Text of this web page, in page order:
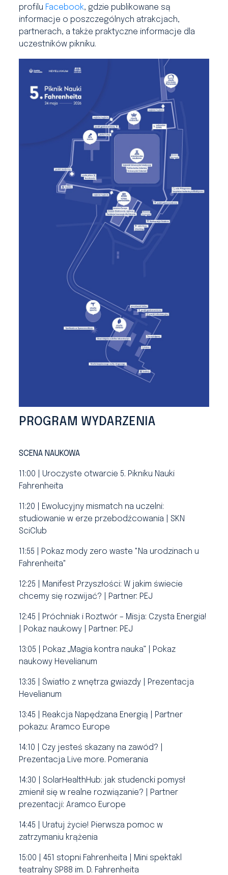
profilu Facebook, gdzie publikowane są
informacje o poszczególnych atrakcjach,
partnerach, a także praktyczne informacje dla
uczestników pikniku.
PROGRAM WYDARZENIA
SCENA NAUKOWA
11:00 | Uroczyste otwarcie 5. Pikniku Nauki
Fahrenheita
11:20 | Ewolucyjny mismatch na uczelni:
studiowanie w erze przebodźcowania | SKN
SciClub
11:55 | Pokaz mody zero waste "Na urodzinach u
Fahrenheita"
12:25 | Manifest Przyszłości: W jakim świecie
chcemy się rozwijać? | Partner: PEJ
12:45 | Próchniak i Roztwór – Misja: Czysta Energia!
| Pokaz naukowy | Partner: PEJ
13:05 | Pokaz „Magia kontra nauka” | Pokaz
naukowy Hevelianum
13:35 | Światło z wnętrza gwiazdy | Prezentacja
Hevelianum
13:45 | Reakcja Napędzana Energią | Partner
pokazu: Aramco Europe
14:10 | Czy jesteś skazany na zawód? |
Prezentacja Live more. Pomerania
14:30 | SolarHealthHub: jak studencki pomysł
zmienił się w realne rozwiązanie?
| Partner
prezentacji: Aramco Europe
14:45 | Uratuj życie! Pierwsza pomoc w
zatrzymaniu krążenia
15:00 | 451 stopni Fahrenheita | Mini spektakl
teatralny SP88 im. D. Fahrenheita